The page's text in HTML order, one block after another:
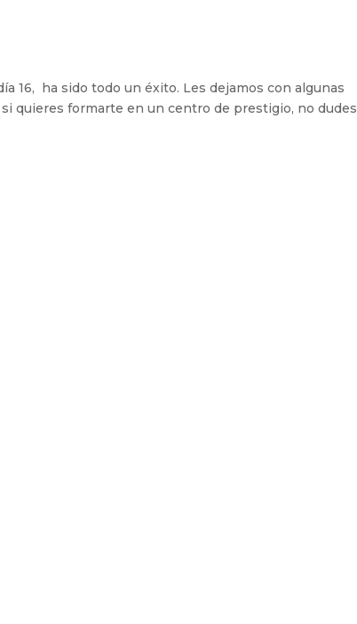
16, ha sido todo un éxito. Les dejamos con algunas
quieres formarte en un centro de prestigio, no dudes